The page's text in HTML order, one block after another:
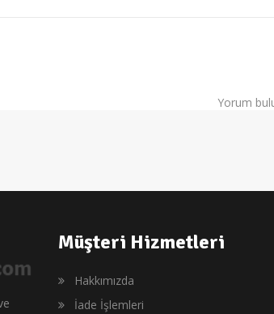
Yorum
Müşteri Hizmetleri
Hakkımızda
İade İşlemleri